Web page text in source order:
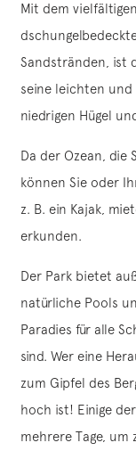
Mit dem
Sandstränden, ist
seine leichten und
niedrigen Hügel
Da der Ozean, die
können Sie oder
z. B. ein Kajak,
erkunden.
Der Park bietet
natürliche Pools
Paradies für alle
sind. Wer eine
zum Gipfel des
hoch ist! Einige
mehrere Tage, um